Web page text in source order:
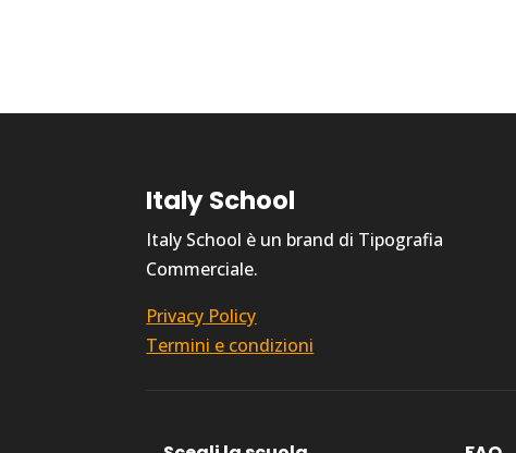
Italy School
Italy School è un brand di Tipografia
Commerciale.
Privacy Policy
Termini e condizioni